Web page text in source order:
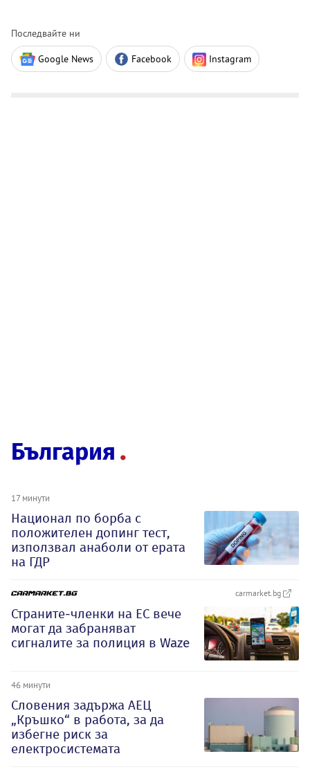
Последвайте ни
Google News Facebook Instagram
България
17 минути
Национал по борба с
положителен допинг тест,
използвал анаболи от ерата
на ГДР
carmarket.bg
Страните-членки на ЕС вече
могат да забраняват
сигналите за полиция в Waze
46 минути
Словения задържа АЕЦ
„Кръшко“ в работа, за да
избегне риск за
електросистемата